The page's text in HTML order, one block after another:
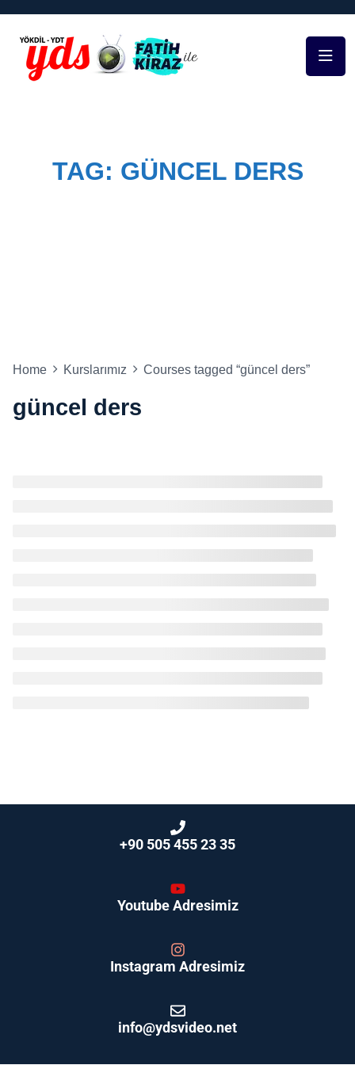
TAG: GÜNCEL DERS
Home Kurslarımız Courses tagged “güncel ders”
güncel ders
+90 505 455 23 35
Youtube Adresimiz
Instagram Adresimiz
info@ydsvideo.net